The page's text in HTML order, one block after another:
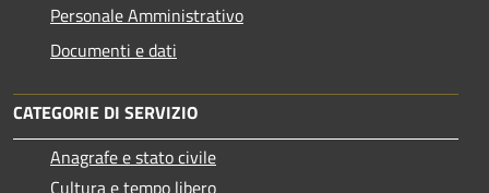
Personale Amministrativo
Documenti e dati
CATEGORIE DI SERVIZIO
Anagrafe e stato civile
Cultura e tempo libero